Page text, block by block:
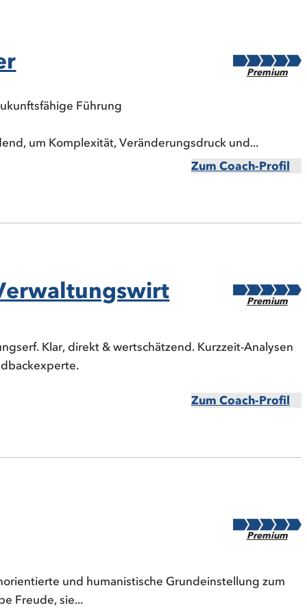
Premium
Führung
um Komplexität, Veränderungsdruck und...
Zum Coach-Profil
Premium
Klar, direkt & wertschätzend. Kurzzeit-Analysen
Zum Coach-Profil
Premium
und humanistische Grundeinstellung zum
Freude, sie...